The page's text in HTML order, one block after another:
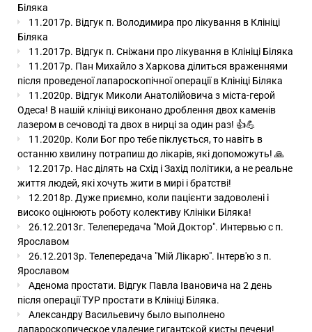
Біляка
11.2017р. Відгук п. Володимира про лікування в Клініці
Біляка
11.2017р. Відгук п. Сніжани про лікування в Клініці Біляка
11.2017р. Пан Михайло з Харкова ділиться враженнями
після проведеної лапароскопічної операції в Клініці Біляка
11.2020р. Відгук Миколи Анатолійовича з міста-герой
Одеса! В нашій клініці виконано дроблення двох каменів
лазером в сечоводі та двох в нирці за один раз! 👍💪
11.2020р. Коли Бог про тебе піклується, то навіть в
останню хвилину потрапиш до лікарів, які допоможуть! 🙏
12.2017р. Нас ділять на Схід і Захід політики, а не реальне
життя людей, які хочуть жити в мирі і братстві!
12.2018р. Дуже приємно, коли пацієнти задоволені і
високо оцінюють роботу колективу Клініки Біляка!
26.12.2013г. Телепередача "Мой Доктор". Интервью с п.
Ярославом
26.12.2013р. Телепередача "Мій Лікарю". Інтерв'ю з п.
Ярославом
Аденома простати. Відгук Павла Івановича на 2 день
після операції ТУР простати в Клініці Біляка.
Александру Васильевичу было выполнено
лапароскопическое удаление гигантской кисты печени!